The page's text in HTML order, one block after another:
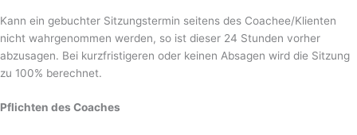
Kann ein gebuchter Sitzungstermin seitens des Coachee/Klienten
nicht wahrgenommen werden, so ist dieser 24 Stunden vorher
abzusagen. Bei kurzfristigeren oder keinen Absagen wird die Sitzung
zu 100% berechnet.
Pflichten des Coaches